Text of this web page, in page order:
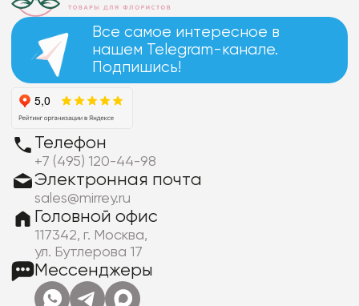
Все самое интересное в
нашем Telegram-канале.
Подпишись!
Телефон
+7 (495) 120-44-98
Электронная почта
sales@mirrey.ru
Головной офис
117342, г. Москва,
ул. Бутлерова 17
Мессенджеры